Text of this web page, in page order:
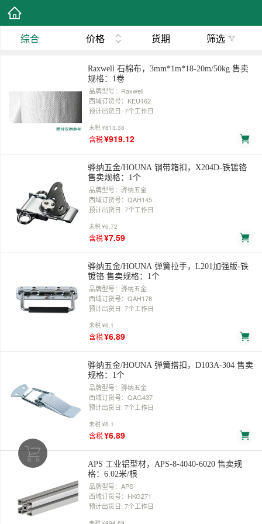
综合 价格 货期 筛选
Raxwell 石棉布，3mm*1m*18-20m/50kg 售卖
规格：1卷
品牌型号：Raxwell
西域订货号：KEU162
预计出货日: 7个工作日
未税¥813.38
含税¥919.12
骅纳五金/HOUNA 钢带箱扣，X204D-铁镀铬
售卖规格：1个
品牌型号：骅纳五金
西域订货号：QAH145
预计出货日: 7个工作日
未税¥6.72
含税¥7.59
骅纳五金/HOUNA 弹簧拉手，L201加强版-铁
镀铬 售卖规格：1个
品牌型号：骅纳五金
西域订货号：QAH178
预计出货日: 7个工作日
未税¥6.1
含税¥6.89
骅纳五金/HOUNA 弹簧搭扣，D103A-304 售卖
规格：1个
品牌型号：骅纳五金
西域订货号：QAG437
预计出货日: 7个工作日
未税¥6.1
含税¥6.89
APS 工业铝型材，APS-8-4040-6020 售卖规
格：6.02米/根
品牌型号：APS
西域订货号：HKG271
预计出货日: 7个工作日